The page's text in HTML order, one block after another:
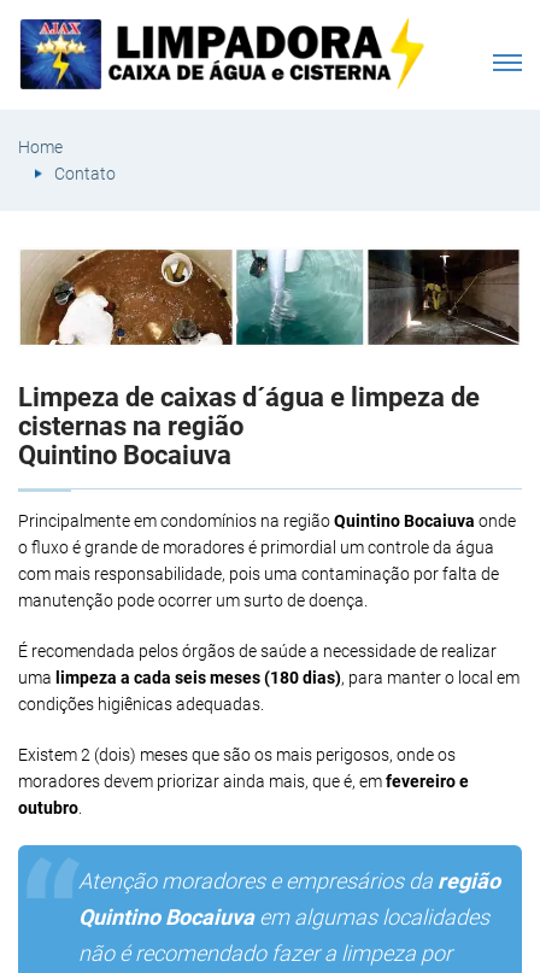
Home
Contato
Limpeza de caixas d´água e limpeza de
cisternas na região
Quintino Bocaiuva
Principalmente em condomínios na regiãoQuintino Bocaiuva onde
o fluxo é grande de moradores é primordial um controle da água
com mais responsabilidade, pois uma contaminação por falta de
manutenção pode ocorrer um surto de doença.
É recomendada pelos órgãos de saúde a necessidade de realizar
uma limpeza a cada seis meses (180 dias), para manter o local em
condições higiênicas adequadas.
Existem 2 (dois) meses que são os mais perigosos, onde os
moradores devem priorizar ainda mais, que é, emfevereiro e
outubro
Atenção moradores e empresários da região
Quintino Bocaiuvaem algumas localidades
não é recomendado fazer a limpeza por